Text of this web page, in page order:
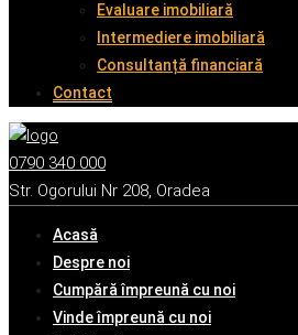
Evaluare imobiliară
Intermediere imobiliară
Consultanță financiară
Contact
0790 340 000
Str. Ogorului Nr 208, Oradea
Acasă
Despre noi
Cumpără împreună cu noi
Vinde împreună cu noi